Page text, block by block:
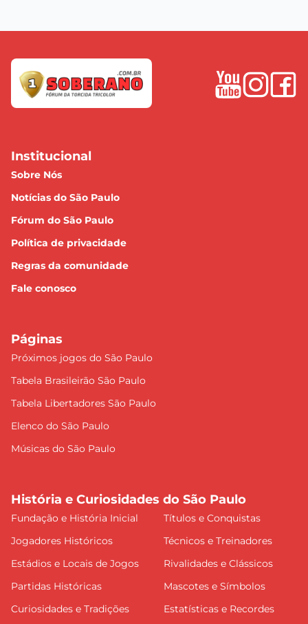
Institucional
Sobre Nós
Notícias do São Paulo
Fórum do São Paulo
Política de privacidade
Regras da comunidade
Fale conosco
Páginas
Próximos jogos do São Paulo
Tabela Brasileirão São Paulo
Tabela Libertadores São Paulo
Elenco do São Paulo
Músicas do São Paulo
História e Curiosidades do São Paulo
Fundação e História Inicial
Títulos e Conquistas
Jogadores Históricos
Técnicos e Treinadores
Estádios e Locais de Jogos
Rivalidades e Clássicos
Partidas Históricas
Mascotes e Símbolos
Curiosidades e Tradições
Estatísticas e Recordes